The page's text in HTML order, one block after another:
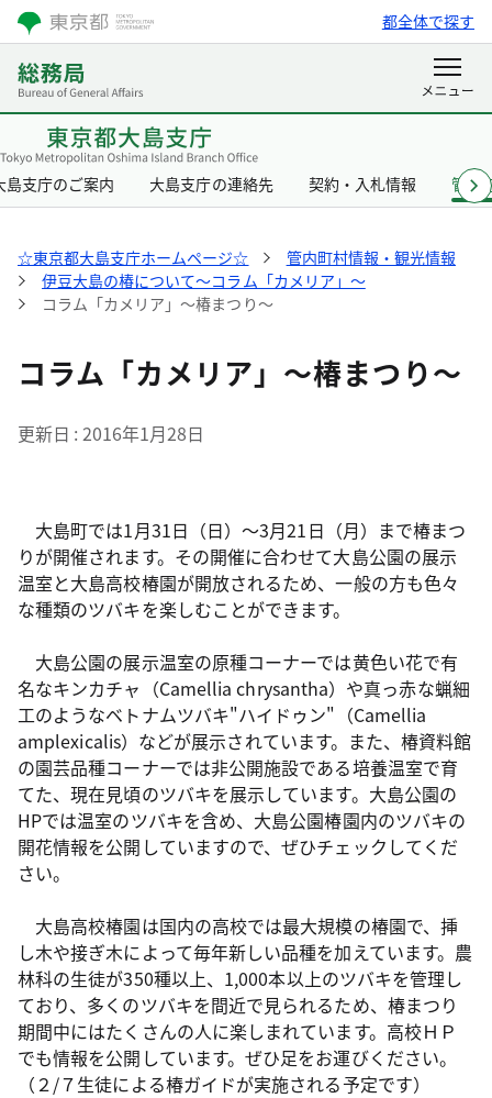
都全体で探す
島支庁のご案内 大島支庁の連絡先 契約・入札情報 管内
☆東京都大島支庁ホームページ☆
管内町村情報・観光情報
伊豆大島の椿について～コラム「カメリア」～
コラム「カメリア」～椿まつり～
コラム「カメリア」～椿まつり～
更新日 2016年1月28日
大島町では1月31日（日）～3月21日（月）まで椿まつ
りが開催されます。その開催に合わせて大島公園の展示
温室と大島高校椿園が開放されるため、一般の方も色々
な種類のツバキを楽しむことができます。
大島公園の展示温室の原種コーナーでは黄色い花で有
名なキンカチャ（Camellia chrysantha）や真っ赤な蝋細
工のようなベトナムツバキ"ハイドゥン"（Camellia
amplexicalis）などが展示されています。また、椿資料館
の園芸品種コーナーでは非公開施設である培養温室で育
てた、現在見頃のツバキを展示しています。大島公園の
HPでは温室のツバキを含め、大島公園椿園内のツバキの
開花情報を公開していますので、ぜひチェックしてくだ
さい。
大島高校椿園は国内の高校では最大規模の椿園で、挿
し木や接ぎ木によって毎年新しい品種を加えています。農
林科の生徒が350種以上、1,000本以上のツバキを管理し
ており、多くのツバキを間近で見られるため、椿まつり
期間中にはたくさんの人に楽しまれています。高校ＨＰ
でも情報を公開しています。ぜひ足をお運びください。
（２/７生徒による椿ガイドが実施される予定です）